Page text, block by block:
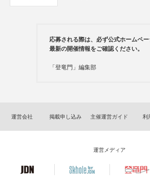
応募される際は、必ず公式ホームペー
最新の開催情報をご確認ください。
「登竜門」編集部
運営会社 掲載申し込み 主催運営ガイド 利
運営メディア